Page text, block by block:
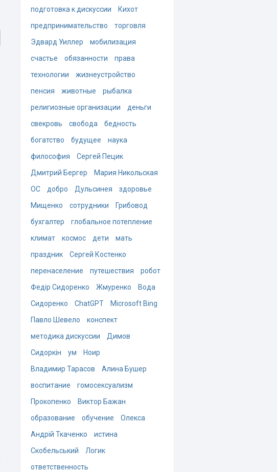
подготовка к дискуссии
Кихот
предпринимательство
торговля
Эдвард Уиллер
мобилизация
счастье
обязанности
права
технологии
жизнеустройство
пенсия
животные
рыбалка
религиозные организации
деньги
свекровь
свобода
бедность
богатство
будущее
наука
философия
Сергей Пецик
Дмитрий Бергер
Мария Никольская
ОС
добро Дульсинея
здоровье
Мищенко
сотрудники
Грибовод
бухгалтер
глобальное потепление
климат
космос дети
мать
праздник
Сергей Костенко
перенаселение
путешествия
робот
Федір Сидоренко
Жмуренко
Вода
Сидоренко
ChatGPT
Microsoft Bing
Павло Шевело
конспект
методика дискуссии
Димов
Сидоркін
ум
Ноир
Владимир Тарасов
Алина Бушер
воспитание
гомосексуализм
Прокопенко
Виктор Бажан
образование
обучение
Олекса
Андрій Ткаченко
истина
Скобельський
Логик
ответственность